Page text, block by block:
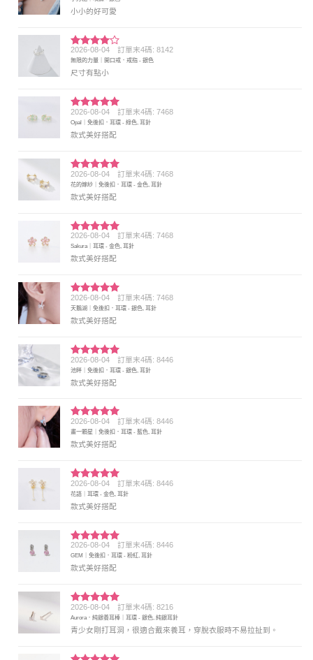
分 5
小小的好可愛
評分4
滿分 5
2026-08-04 訂單末4碼: 8142
無限的力量｜開口戒．戒指 - 銀色
尺寸有點小
評分5 滿
分 5
2026-08-04 訂單末4碼: 7468
Opal｜免後扣．耳環 - 綠色, 耳針
款式美好搭配
評分5 滿
分 5
2026-08-04 訂單末4碼: 7468
花的嫁紗｜免後扣．耳環 - 金色, 耳針
款式美好搭配
評分5 滿
分 5
2026-08-04 訂單末4碼: 7468
Sakura｜耳環 - 金色, 耳針
款式美好搭配
評分5 滿
分 5
2026-08-04 訂單末4碼: 7468
天鵝湖｜免後扣．耳環 - 銀色, 耳針
款式美好搭配
評分5滿
分 5
2026-08-04 訂單末4碼: 8446
池畔｜免後扣．耳環 - 銀色, 耳針
款式美好搭配
評分5 滿
分 5
2026-08-04 訂單末4碼: 8446
畫一顆星｜免後扣．耳環 - 藍色, 耳針
款式美好搭配
評分5 滿
分 5
2026-08-04 訂單末4碼: 8446
花語｜耳環 - 金色, 耳針
款式美好搭配
評分5 滿
分 5
2026-08-04 訂單末4碼: 8446
GEM｜免後扣．耳環 - 粉紅, 耳針
款式美好搭配
評分5 滿
分 5
2026-08-04 訂單末4碼: 8216
Aurora．純銀養耳棒｜耳環 - 銀色, 純銀耳針
青少女剛打耳洞，很適合戴來養耳，穿脫衣服時不易拉扯到。